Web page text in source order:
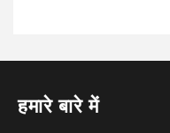
हमारे बारे में